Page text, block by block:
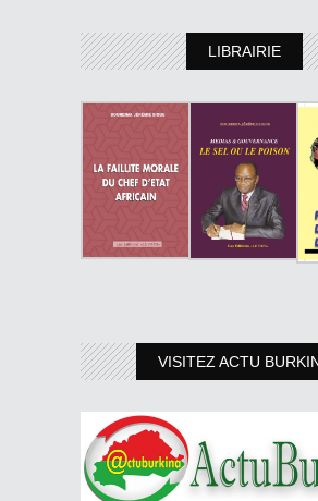
LIBRAIRIE
VISITEZ ACTU